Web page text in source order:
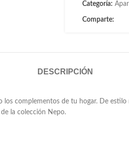
Categoría:
Comparte:
DESCRIPCIÓN
complementos de tu hogar. De
la colección Nepo.